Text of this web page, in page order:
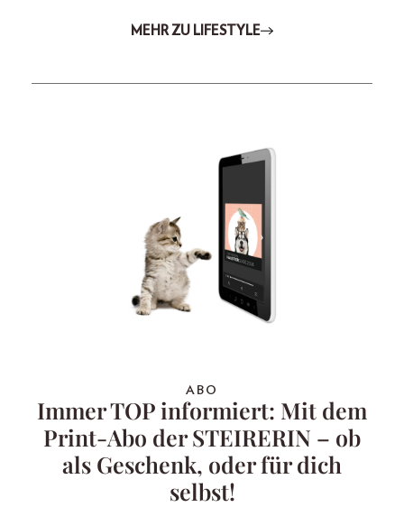
MEHR ZU LIFESTYLE
ABO
Immer TOP informiert: Mit dem
Print-Abo der STEIRERIN – ob
als Geschenk, oder für dich
selbst!